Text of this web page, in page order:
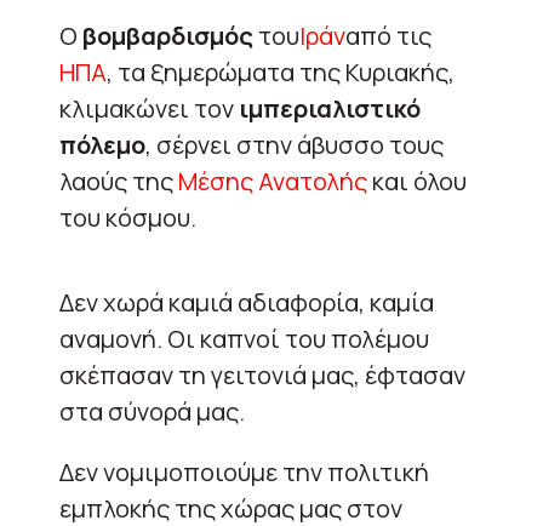
Ο βομβαρδισμόςτουΙράναπό τις
ΗΠΑ, τα ξημερώματα της Κυριακής,
κλιμακώνει τον ιμπεριαλιστικό
πόλεμο, σέρνει στην άβυσσο τους
λαούς τηςΜέσης Ανατολήςκαι όλου
του κόσμου.
Δεν χωρά καμιά αδιαφορία, καμία
αναμονή. Οι καπνοί του πολέμου
σκέπασαν τη γειτονιά μας, έφτασαν
στα σύνορά μας.
Δεν νομιμοποιούμε την πολιτική
εμπλοκής της χώρας μας στον